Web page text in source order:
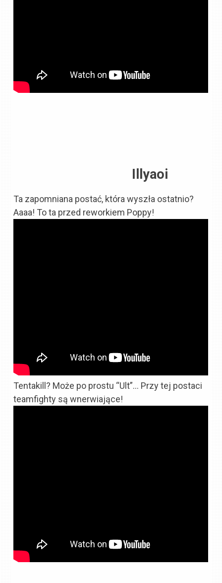
Illyaoi
Ta zapomniana postać, która wyszła ostatnio?
Aaaa! To ta przed reworkiem Poppy!
Tentakill? Może po prostu “Ult”… Przy tej postaci
teamfighty są wnerwiające!